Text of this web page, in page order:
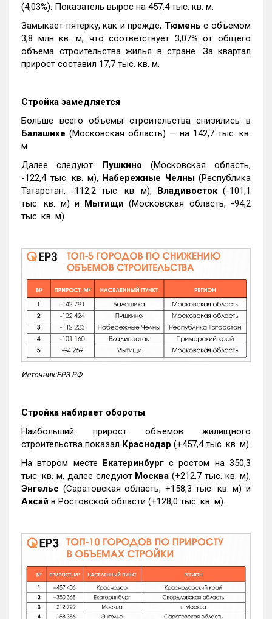
(4,03%). Показатель вырос на 457,4 тыс. кв. м.
Замыкает пятерку, как и прежде, Тюмень с объемом
3,8 млн кв. м, что соответствует 3,07% от общего
объема строительства жилья в стране. За квартал
прирост составил 17,7 тыс. кв. м.
Стройка замедляется
Больше всего объемы строительства снизились в
Балашихе (Московская область) — на 142,7 тыс. кв.
м.
Далее следуют Пушкино (Московская область,
-122,4 тыс. кв. м), Набережные Челны(Республика
Татарстан, -112,2 тыс. кв. м), Владивосток(-101,1
тыс. кв. м) и Мытищи (Московская область, -94,2
тыс. кв. м).
Источник:ЕРЗ.РФ
Стройка набирает обороты
Наибольший прирост объемов жилищного
строительства показал Краснодар (+457,4 тыс. кв. м).
На втором месте Екатеринбургс ростом на 350,3
тыс. кв. м, далее следуют Москва (+212,7 тыс. кв. м),
Энгельс (Саратовская область, +158,3 тыс. кв. м) и
Аксай в Ростовской области (+128,0 тыс. кв. м).